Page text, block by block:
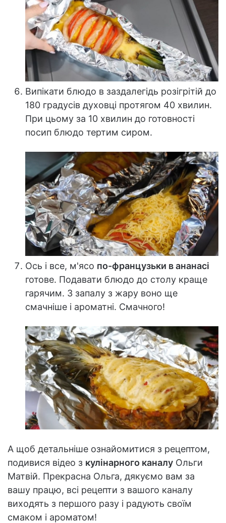
Випікати блюдо в заздалегідь розігрітій до
180 градусів духовці протягом 40 хвилин.
При цьому за 10 хвилин до готовності
посип блюдо тертим сиром.
Ось і все, м'ясо по-французьки в ананасі
готове. Подавати блюдо до столу краще
гарячим. З запалу з жару воно ще
смачніше і ароматні. Смачного!
А щоб детальніше ознайомитися з рецептом,
подивися відео з кулінарного каналу Ольги
Матвій. Прекрасна Ольга, дякуємо вам за
вашу працю, всі рецепти з вашого каналу
виходять з першого разу і радують своїм
смаком і ароматом!